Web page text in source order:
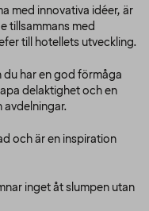
med innovativa idéer, är
tillsammans med
till hotellets utveckling.
har en god förmåga
delaktighet och en
och är en inspiration
inget åt slumpen utan